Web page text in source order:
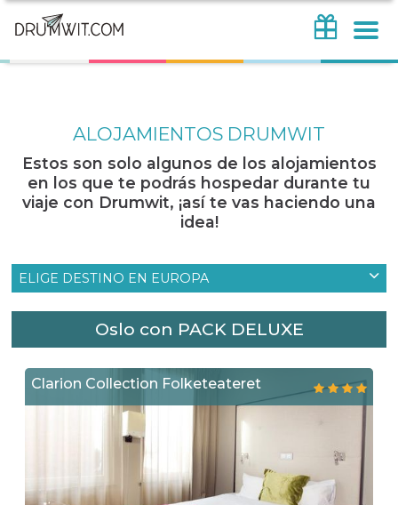
ALOJAMIENTOS DRUMWIT
Estos son solo algunos de los alojamientos
en los que te podrás hospedar durante tu
viaje con Drumwit, ¡así te vas haciendo una
idea!
ELIGE DESTINO EN EUROPA
Oslo con PACK DELUXE
Clarion Collection Folketeateret